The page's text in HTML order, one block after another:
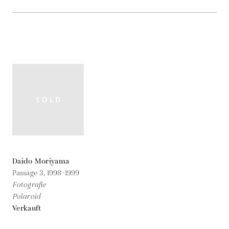
Daido Moriyama
Passage 3, 1998-1999
Fotografie
Polaroid
Verkauft